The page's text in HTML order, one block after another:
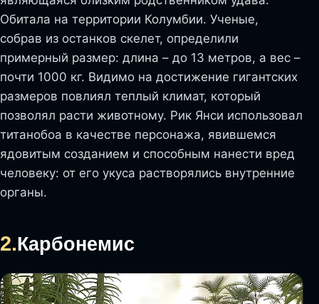
Обитала на территории Колумбии. Ученые,
собрав из останков скелет, определили
примерный размер: длина – до 13 метров, а вес –
почти 1000 кг. Видимо на достижение гигантских
размеров повлиял теплый климат, который
позволял расти животному. Рик Янси использовал
титанобоа в качестве персонажа, явившемся
ядовитым созданием и способным нанести вред
человеку: от его укуса растворялись внутренние
органы.
2.Карбонемис